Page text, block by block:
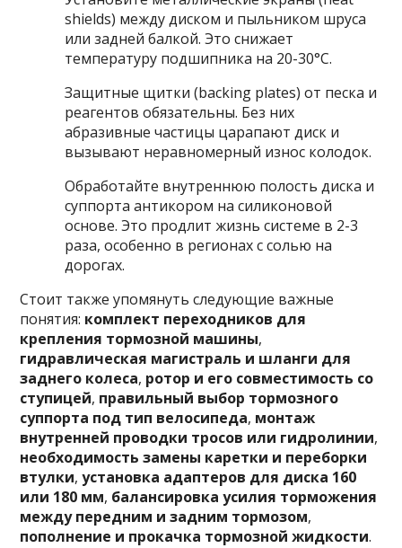
shields) между диском и пыльником шруса
или задней балкой. Это снижает
температуру подшипника на 20-30°C.
Защитные щитки (backing plates) от песка и
реагентов обязательны. Без них
абразивные частицы царапают диск и
вызывают неравномерный износ колодок.
Обработайте внутреннюю полость диска и
суппорта антикором на силиконовой
основе. Это продлит жизнь системе в 2-3
раза, особенно в регионах с солью на
дорогах.
Стоит также упомянуть следующие важные
понятия: комплект переходников для
крепления тормозной машины,
гидравлическая магистраль и шланги для
заднего колеса, ротор и его совместимость со
ступицей, правильный выбор тормозного
суппорта под тип велосипеда, монтаж
внутренней проводки тросов или гидролинии,
необходимость замены каретки и переборки
втулки,установка адаптеров для диска 160
или 180 мм, балансировка усилия торможения
между передним и задним тормозом,
пополнение и прокачка тормозной жидкости.